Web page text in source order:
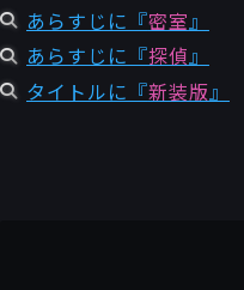
あらすじに『密室 』
あらすじに『探偵』
タイトルに『新装版』